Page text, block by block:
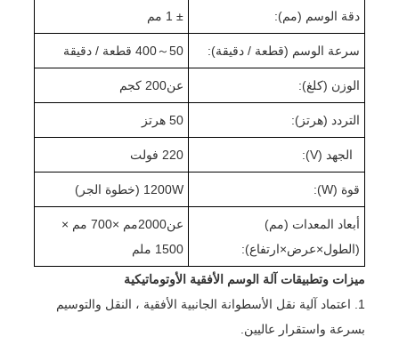
دقة الوسم (مم): ± 1 مم
سرعة الوسم (قطعة / دقيقة): 50
～
400 قطعة / دقيقة
الوزن (كلغ): عن 200 كجم
التردد (هرتز): 50 هرتز
الجهد (V): 220 فولت
قوة (W): 1200W ( خطوة الجر )
أبعاد المعدات (مم)
(الطول×عرض×ارتفاع):
عن2000مم × 700 مم ×
1500 ملم
ميزات وتطبيقات آلة الوسم الأفقية الأوتوماتيكية
1. اعتماد آلية نقل الأسطوانة الجانبية الأفقية ، النقل والتوسيم
بسرعة واستقرار عاليين.